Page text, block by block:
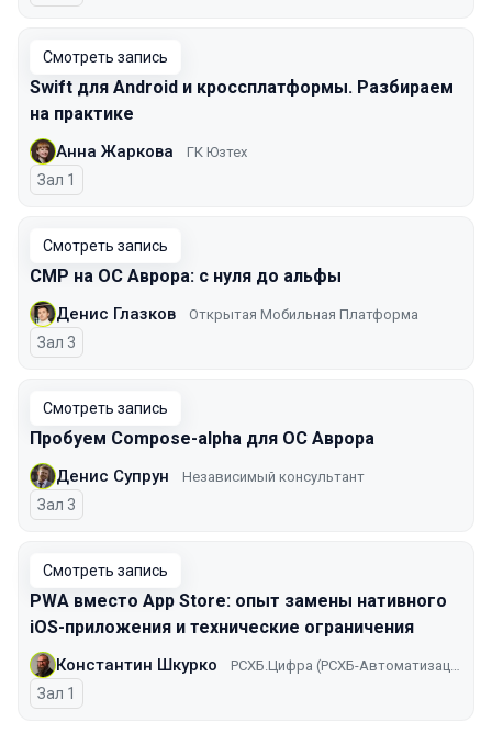
Смотреть запись
Swift для Android и кроссплатформы. Разбираем
на практике
Анна Жаркова ГК Юзтех
Зал 1
Смотреть запись
CMP на ОС Аврора: с нуля до альфы
Денис Глазков Открытая Мобильная Платформа
Зал 3
Смотреть запись
Пробуем Сompose-alpha для ОС Аврора
Денис Супрун Независимый консультант
Зал 3
Смотреть запись
PWA вместо App Store: опыт замены нативного
iOS-приложения и технические ограничения
Константин Шкурко
Зал 1